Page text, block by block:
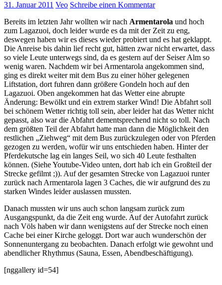
31. Januar 2011 Veo Schreibe einen Kommentar
Bereits im letzten Jahr wollten wir nach Armentarola und hoch
zum Lagazuoi, doch leider wurde es da mit der Zeit zu eng,
deswegen haben wir es dieses wieder probiert und es hat geklappt.
Die Anreise bis dahin lief recht gut, hätten zwar nicht erwartet, dass
so viele Leute unterwegs sind, da es gestern auf der Seiser Alm so
wenig waren. Nachdem wir bei Armentarola angekommen sind,
ging es direkt weiter mit dem Bus zu einer höher gelegenen
Liftstation, dort fuhren dann größere Gondeln hoch auf den
Lagazuoi. Oben angekommen hat das Wetter eine abrupte
Änderung: Bewölkt und ein extrem starker Wind! Die Abfahrt soll
bei schönem Wetter richtig toll sein, aber leider hat das Wetter nicht
gepasst, also war die Abfahrt dementsprechend nicht so toll. Nach
dem größten Teil der Abfahrt hatte man dann die Möglichkeit den
restlichen „Ziehweg“ mit dem Bus zurückzulegen oder von Pferden
gezogen zu werden, wofür wir uns entschieden haben. Hinter der
Pferdekutsche lag ein langes Seil, wo sich 40 Leute festhalten
können. (Siehe Youtube-Video unten, dort hab ich ein Großteil der
Strecke gefilmt ;)). Auf der gesamten Strecke von Lagazuoi runter
zurück nach Armentarola lagen 3 Caches, die wir aufgrund des zu
starken Windes leider auslassen mussten.
Danach mussten wir uns auch schon langsam zurück zum
Ausgangspunkt, da die Zeit eng wurde. Auf der Autofahrt zurück
nach Völs haben wir dann wenigstens auf der Strecke noch einen
Cache bei einer Kirche geloggt. Dort war auch wunderschön der
Sonnenuntergang zu beobachten. Danach erfolgt wie gewohnt und
abendlicher Rhythmus (Sauna, Essen, Abendbeschäftigung).
[nggallery id=54]